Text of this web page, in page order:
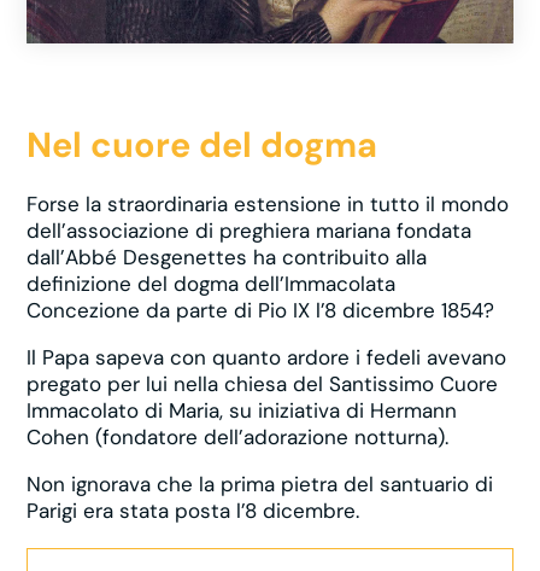
Nel cuore del dogma
Forse la straordinaria estensione in tutto il mondo
dell’associazione di preghiera mariana fondata
dall’Abbé Desgenettes ha contribuito alla
definizione del dogma dell’Immacolata
Concezione da parte di Pio IX l’8 dicembre 1854?
Il Papa sapeva con quanto ardore i fedeli avevano
pregato per lui nella chiesa del Santissimo Cuore
Immacolato di Maria, su iniziativa di Hermann
Cohen (fondatore dell’adorazione notturna).
Non ignorava che la prima pietra del santuario di
Parigi era stata posta l’8 dicembre.